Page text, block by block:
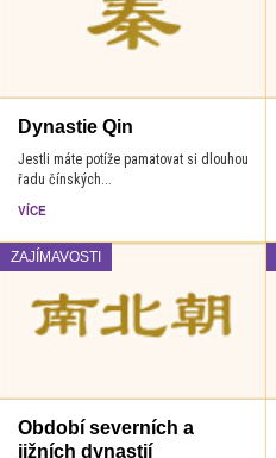
Dynastie Qin
Jestli máte potíže pamatovat si dlouhou
řadu čínských...
VÍCE
ZAJÍMAVOSTI
Období severních a
jižních dynastií